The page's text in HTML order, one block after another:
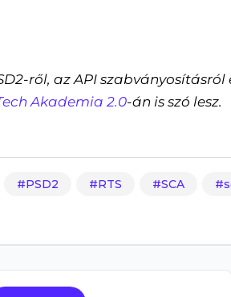
ről, az API
Akademia 2.0-án is szó lesz.
PSD2 RTS SCA